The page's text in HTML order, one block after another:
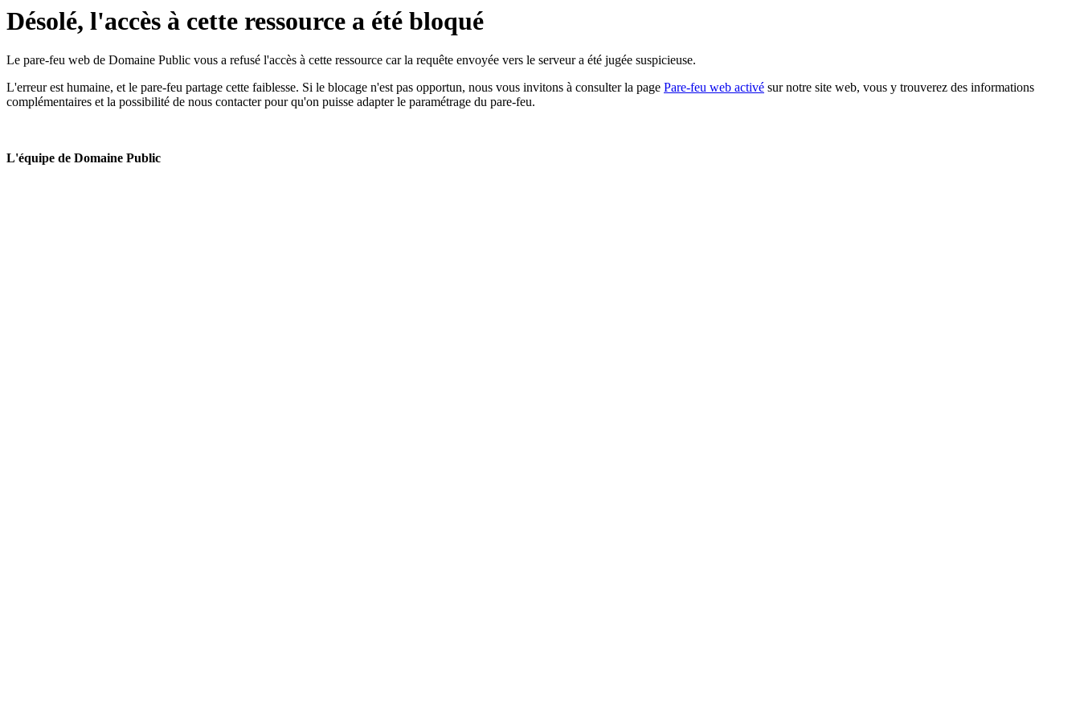
Désolé, l'accès à cette ressource a été bloqué
Le pare-feu web de Domaine Public vous a refusé l'accès à cette ressource car la requête envoyée vers le serveur a été jugée suspicieuse.
L'erreur est humaine, et le pare-feu partage cette faiblesse. Si le blocage n'est pas opportun, nous vous invitons à consulter la page Pare-feu web activé sur notre site web, vous y trouverez des informations
complémentaires et la possibilité de nous contacter pour qu'on puisse adapter le paramétrage du pare-feu.
L'équipe de Domaine Public